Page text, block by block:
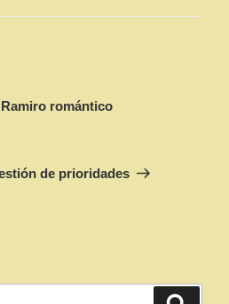
romántico
de prioridades